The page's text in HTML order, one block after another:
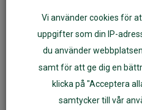
97,5 cm
27,5 cm
71018
Vi använder cookies för
uppgifter som din IP-
du använder
samt för att ge dig en
klicka på "Acceptera
samtycker till vår